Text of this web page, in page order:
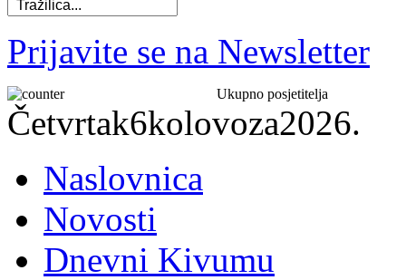
Prijavite se na Newsletter
Ukupno posjetitelja
Četvrtak6kolovoza2026.
Naslovnica
Novosti
Dnevni Kivumu